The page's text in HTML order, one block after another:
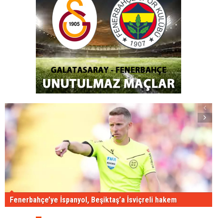
Fenerbahçe’ye İspanyol, Beşiktaş’a İsviçreli hakem